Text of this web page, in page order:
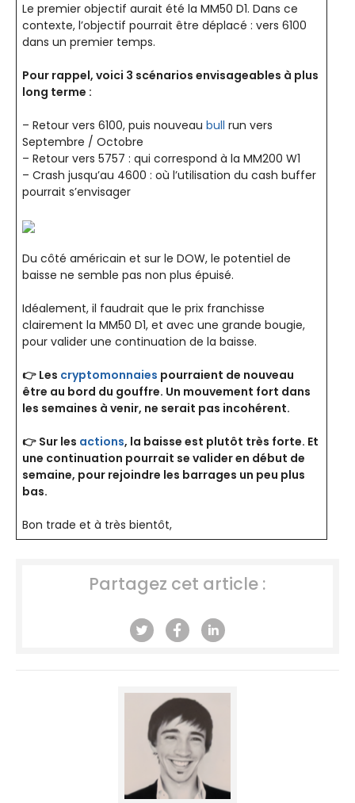
Le premier objectif aurait été la MM50 D1. Dans ce
contexte, l’objectif pourrait être déplacé : vers 6100
dans un premier temps.
Pour rappel, voici 3 scénarios envisageables à plus
long terme :
– Retour vers 6100, puis nouveau bull run vers
Septembre / Octobre
– Retour vers 5757 : qui correspond à la MM200 W1
– Crash jusqu’au 4600 : où l’utilisation du cash buffer
pourrait s’envisager
Du côté américain et sur le DOW, le potentiel de
baisse ne semble pas non plus épuisé.
Idéalement, il faudrait que le prix franchisse
clairement la MM50 D1, et avec une grande bougie,
pour valider une continuation de la baisse.
👉 Les cryptomonnaies pourraient de nouveau
être au bord du gouffre. Un mouvement fort dans
les semaines à venir, ne serait pas incohérent.
👉 Sur les actions, la baisse est plutôt très forte. Et
une continuation pourrait se valider en début de
semaine, pour rejoindre les barrages un peu plus
bas.
Bon trade et à très bientôt,
Partagez cet article :